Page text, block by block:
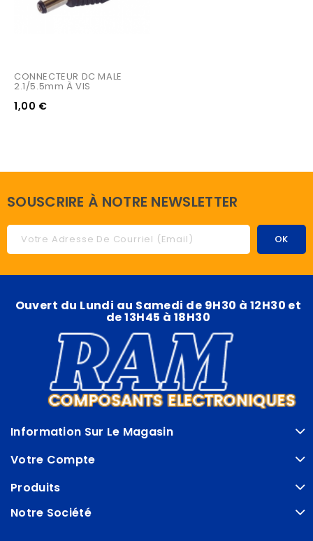
CONNECTEUR DC MALE
2.1/5.5mm À VIS
1,00 €
SOUSCRIRE À NOTRE NEWSLETTER
Ouvert du Lundi au Samedi de 9H30 à 12H30 et
de 13H45 à 18H30
Information Sur Le Magasin
Votre Compte
Produits
Notre Société